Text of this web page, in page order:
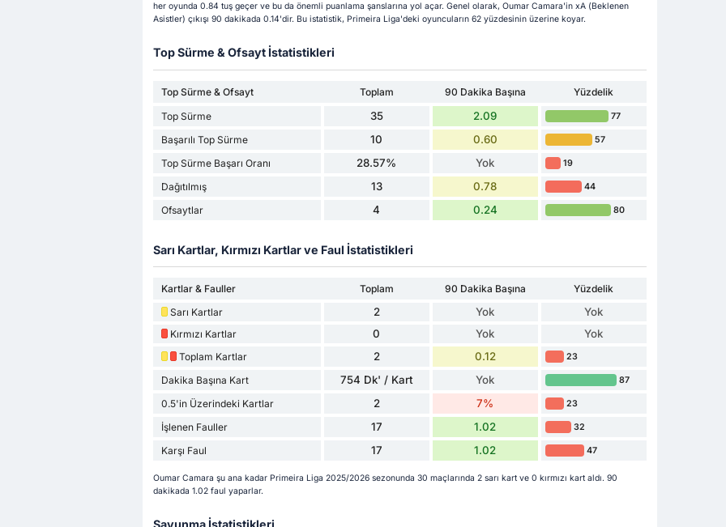
her oyunda 0.84 tuş geçer ve bu da önemli puanlama şanslarına yol açar. Genel olarak, Oumar Camara'in xA (Beklenen
Asistler) çıkışı 90 dakikada 0.14'dir. Bu istatistik, Primeira Liga'deki oyuncuların 62 yüzdesinin üzerine koyar.
Top Sürme & Ofsayt İstatistikleri
Top Sürme & Ofsayt Toplam 90 Dakika Başına
Yüzdelik
Top Sürme
35 2.09 77
Başarılı Top Sürme 10 0.60 57
Top Sürme Başarı Oranı 28.57% Yok 19
Dağıtılmış 13 0.78 44
Ofsaytlar 4 0.24 80
Sarı Kartlar, Kırmızı Kartlar ve Faul İstatistikleri
Kartlar & Fauller Toplam 90 Dakika Başına
Yüzdelik
Sarı Kartlar
2 Yok Yok
Kırmızı Kartlar 0 Yok Yok
Toplam Kartlar 2 0.12 23
Dakika Başına Kart 754 Dk' / Kart Yok 87
0.5'in Üzerindeki Kartlar 2 7% 23
İşlenen Fauller 17 1.02 32
Karşı Faul 17 1.02 47
Oumar Camara şu ana kadar Primeira Liga 2025/2026 sezonunda 30 maçlarında 2 sarı kart ve 0 kırmızı kart aldı. 90
dakikada 1.02 faul yaparlar.